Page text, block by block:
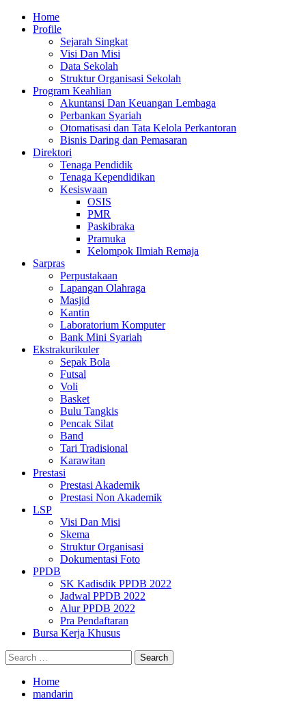
Skip
Primary
Menu
Home
Profile
Sejarah Singkat
Visi Dan Misi
Data Sekolah
Struktur Organisasi Sekolah
Program Keahlian
Akuntansi Dan Keuangan Lembaga
Perbankan Syariah
Otomatisasi dan Tata Kelola Perkantoran
Bisnis Daring dan Pemasaran
Direktori
Tenaga Pendidik
Tenaga Kependidikan
Kesiswaan
OSIS
PMR
Paskibraka
Pramuka
Kelompok Ilmiah Remaja
Sarpras
Perpustakaan
Lapangan Olahraga
Masjid
Kantin
Laboratorium Komputer
Bank Mini Syariah
Ekstrakurikuler
Sepak Bola
Futsal
Voli
Basket
Bulu Tangkis
Pencak Silat
Band
Tari Tradisional
Karawitan
Prestasi
Prestasi Akademik
Prestasi Non Akademik
LSP
Visi Dan Misi
Skema
Struktur Organisasi
Dokumentasi Foto
PPDB
SK Kadisdik PPDB 2022
Jadwal PPDB 2022
Alur PPDB 2022
Pra Pendaftaran
Bursa Kerja Khusus
Search
for:
Home
mandarin